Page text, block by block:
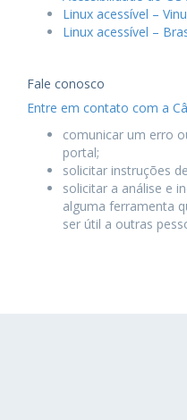
Linux acessível –
Linux acessível –
Fale conosco
Entre em contato com a
comunicar um erro
portal;
solicitar instruções
solicitar a análise e
alguma ferramenta
ser útil a outras